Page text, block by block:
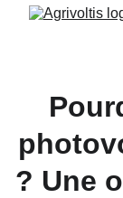
? Une